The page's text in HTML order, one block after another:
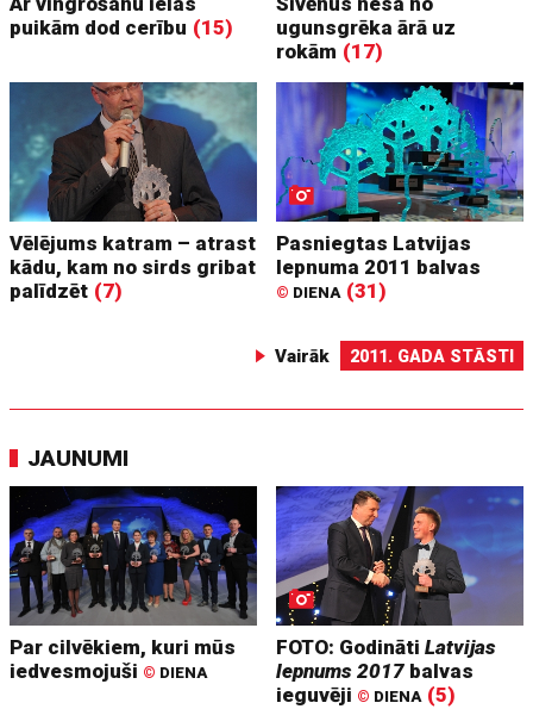
puikām dod cerību (15)
ugunsgrēka ārā uz
rokām (17)
Vēlējums katram – atrast
kādu, kam no sirds gribat
palīdzēt (7)
Pasniegtas Latvijas
lepnuma 2011 balvas
© DIENA (31)
Vairāk 2011. GADA STĀSTI
JAUNUMI
Par cilvēkiem, kuri mūs
iedvesmojuši © DIENA
FOTO: GodinātiLatvijas
lepnums 2017 balvas
ieguvēji © DIENA (5)